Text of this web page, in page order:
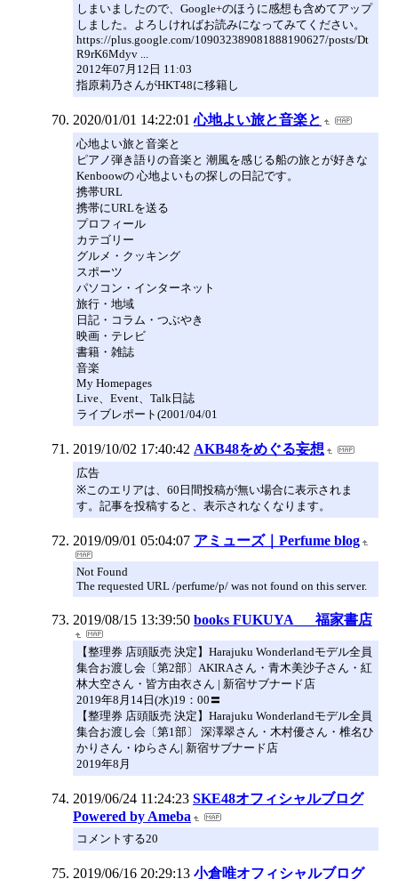
しまいましたので、Google+のほうに感想も含めてアップ
しました。よろしければお読みになってみてください。
https://plus.google.com/109032389081888190627/posts/Dt
R9rK6Mdyv ...
2012年07月12日 11:03
指原莉乃さんがHKT48に移籍し
2020/01/01 14:22:01 心地よい旅と音楽と
心地よい旅と音楽と
ピアノ弾き語りの音楽と 潮風を感じる船の旅とが好きな
Kenboowの 心地よいもの探しの日記です。
携帯URL
携帯にURLを送る
プロフィール
カテゴリー
グルメ・クッキング
スポーツ
パソコン・インターネット
旅行・地域
日記・コラム・つぶやき
映画・テレビ
書籍・雑誌
音楽
My Homepages
Live、Event、Talk日誌
ライブレポート(2001/04/01
2019/10/02 17:40:42 AKB48をめぐる妄想
広告
※このエリアは、60日間投稿が無い場合に表示されま
す。記事を投稿すると、表示されなくなります。
2019/09/01 05:04:07 アミューズ｜Perfume blog
Not Found
The requested URL /perfume/p/ was not found on this server.
2019/08/15 13:39:50 books FUKUYA___福家書店
【整理券 店頭販売 決定】Harajuku Wonderlandモデル全員
集合お渡し会〔第2部〕AKIRAさん・青木美沙子さん・紅
林大空さん・皆方由衣さん | 新宿サブナード店
2019年8月14日(水)19：00〓
【整理券 店頭販売 決定】Harajuku Wonderlandモデル全員
集合お渡し会〔第1部〕 深澤翠さん・木村優さん・椎名ひ
かりさん・ゆらさん| 新宿サブナード店
2019年8月
2019/06/24 11:24:23 SKE48オフィシャルブログ
Powered by Ameba
コメントする20
2019/06/16 20:29:13 小倉唯オフィシャルブログ